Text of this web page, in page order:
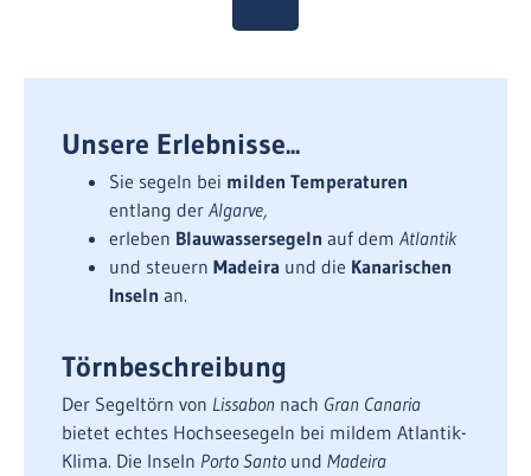
Unsere Erlebnisse...
Sie segeln bei milden Temperaturen
entlang der Algarve,
erleben Blauwassersegeln auf dem Atlantik
und steuern Madeira und die Kanarischen
Inseln an.
Törnbeschreibung
Der Segeltörn von Lissabon nach Gran Canaria
bietet echtes Hochseesegeln bei mildem Atlantik-
Klima. Die Inseln Porto Santound Madeira